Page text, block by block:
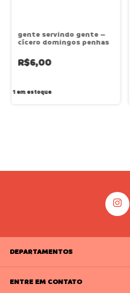
gente servindo gente –
cícero domingos penhas
R$6,00
1em estoque
DEPARTAMENTOS
ENTRE EM CONTATO